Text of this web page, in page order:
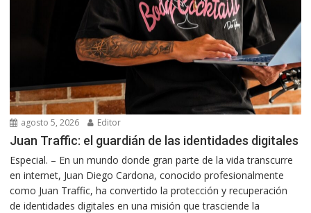
agosto 5, 2026 Editor
Juan Traffic: el guardián de las identidades digitales
Especial. – En un mundo donde gran parte de la vida transcurre
en internet, Juan Diego Cardona, conocido profesionalmente
como Juan Traffic, ha convertido la protección y recuperación
de identidades digitales en una misión que trasciende la